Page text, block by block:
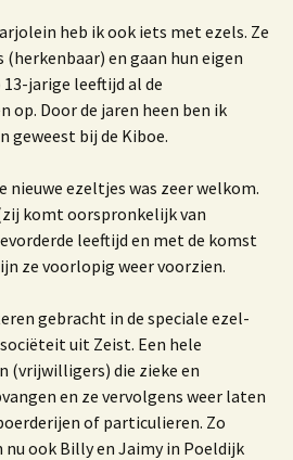
heb ik ook iets met ezels. Ze
en gaan hun eigen
jarige leeftijd al de
op. Door de jaren heen ben ik
geweest bij de Kiboe.
nieuwe ezeltjes was zeer welkom.
komt oorspronkelijk van
leeftijd en met de komst
ze voorlopig weer voorzien.
gebracht in de speciale ezel-
uit Zeist. Een hele
(vrijwilligers) die zieke en
en ze vervolgens weer laten
of particulieren. Zo
nu ook Billy en Jaimy in Poeldijk